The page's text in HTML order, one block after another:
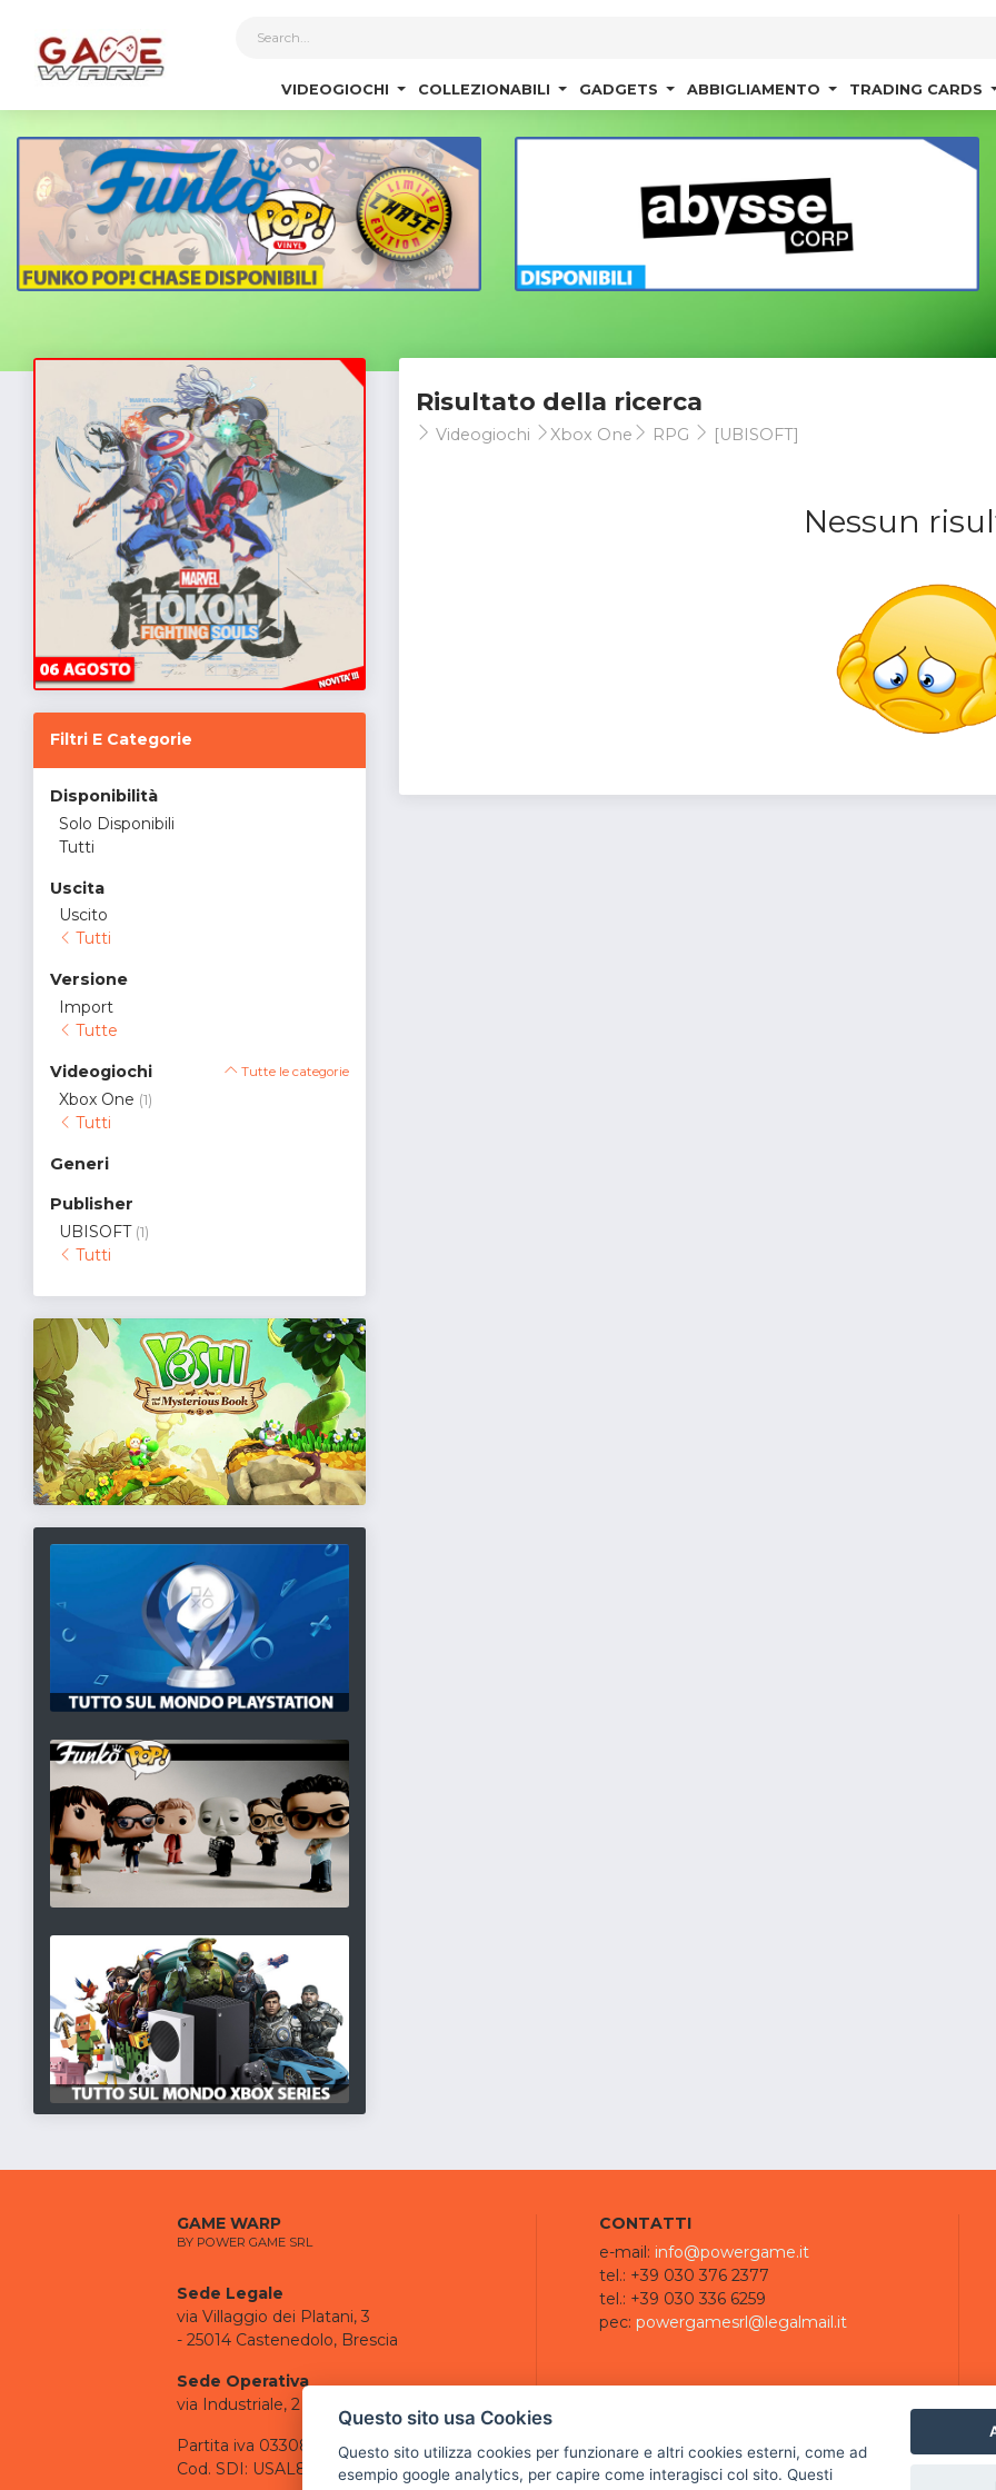
VIDEOGIOCHI COLLEZIONABILI GADGETS ABBIGLIAMENTO TRADING CARDS
Filtri E Categorie
Disponibilità
Solo Disponibili
Tutti
Uscita
Uscito
Tutti
Versione
Import
Tutte
Videogiochi Tutte le categorie
Xbox One (1)
Tutti
Generi
Publisher
UBISOFT (1)
Tutti
Risultato della ricerca
Videogiochi Xbox One RPG [UBISOFT]
Nessun
GAME WARP
BY POWER GAME SRL
Sede Legale
via Villaggio dei Platani, 3
- 25014 Castenedolo, Brescia
Sede Operativa
via Industriale, 2 - 25082 Botticino, BS
Partita iva 03308130982
Cod. SDI: USAL8PV
CONTATTI
e-mail: info@powergame.it
tel.: +39 030 376 2377
tel.: +39 030 336 6259
pec: powergamesrl@legalmail.it
Questo sito usa Cookies
Questo sito utilizza cookies per funzionare e altri cookies esterni, come ad
esempio google analytics, per capire come interagisci col sito. Questi